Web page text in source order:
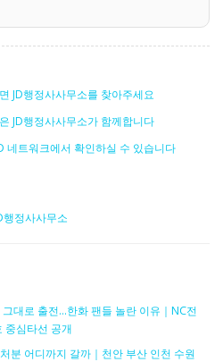
JD행정사사무소를 찾아주세요
JD행정사사무소가 함께합니다
네트워크에서 확인하실 수 있습니다
대로 출전…한화 팬들 놀란 이유｜NC전
중심타선 공개
분 어디까지 갈까｜천안 부산 인천 수원